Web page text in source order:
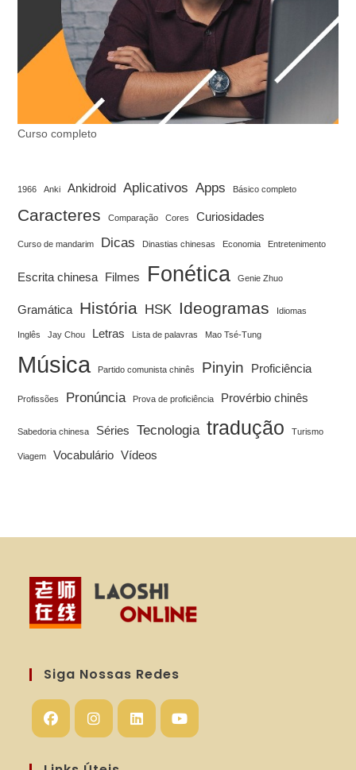
Curso completo
1966 Anki Ankidroid Aplicativos Apps Básico completo
Caracteres Comparação Cores Curiosidades
Curso de mandarim Dicas Dinastias chinesas Economia Entretenimento
Escrita chinesa Filmes Fonética Genie Zhuo
Gramática História HSK Ideogramas Idiomas
Inglês Jay Chou Letras Lista de palavras Mao Tsé-Tung
Música Partido comunista chinês Pinyin Proficiência
Profissões Pronúncia Prova de proficiência Provérbio chinês
Sabedoria chinesa Séries Tecnologia tradução Turismo
Viagem Vocabulário Vídeos
Siga Nossas Redes
em
em
em